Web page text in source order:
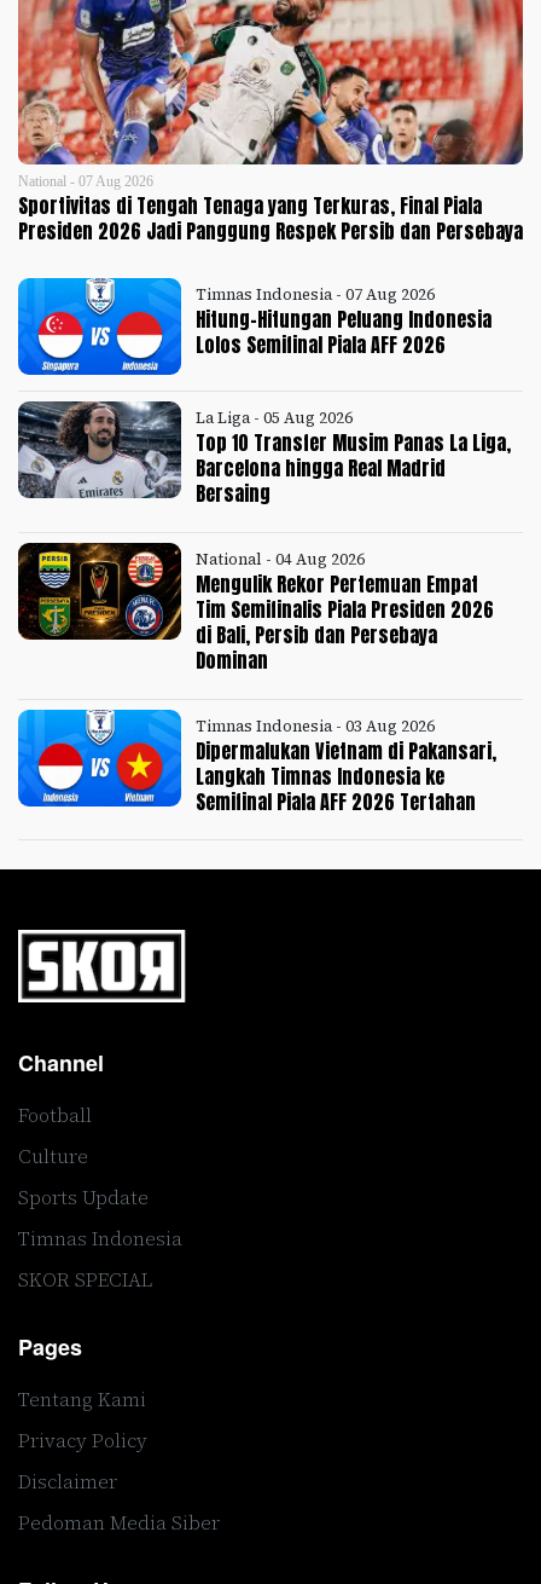
National - 07 Aug 2026
Sportivitas di Tengah Tenaga yang Terkuras, Final Piala
Presiden 2026 Jadi Panggung Respek Persib dan Persebaya
Timnas Indonesia - 07 Aug 2026
Hitung-Hitungan Peluang Indonesia
Lolos Semifinal Piala AFF 2026
La Liga - 05 Aug 2026
Top 10 Transfer Musim Panas La Liga,
Barcelona hingga Real Madrid
Bersaing
National - 04 Aug 2026
Mengulik Rekor Pertemuan Empat
Tim Semifinalis Piala Presiden 2026
di Bali, Persib dan Persebaya
Dominan
Timnas Indonesia - 03 Aug 2026
Dipermalukan Vietnam di Pakansari,
Langkah Timnas Indonesia ke
Semifinal Piala AFF 2026 Tertahan
Channel
Football
Culture
Sports Update
Timnas Indonesia
SKOR SPECIAL
Pages
Tentang Kami
Privacy Policy
Disclaimer
Pedoman Media Siber